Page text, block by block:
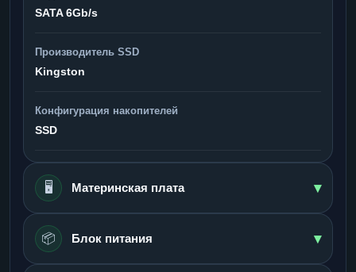
SATA 6Gb/s
Производитель SSD
Kingston
Конфигурация накопителей
SSD
🖥️ Материнская плата ▾
📦 Блок питания ▾